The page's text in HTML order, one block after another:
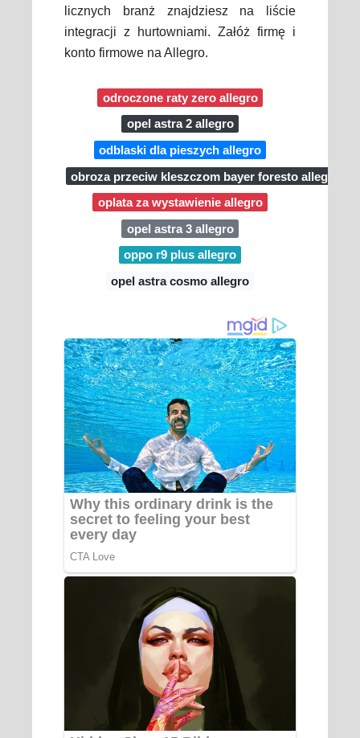
licznych branż znajdziesz na liście
integracji z hurtowniami. Załóż firmę i
konto firmowe na Allegro.
odroczone raty zero allegro
opel astra 2 allegro
odblaski dla pieszych allegro
obroza przeciw kleszczom bayer foresto allegro
oplata za wystawienie allegro
opel astra 3 allegro
oppo r9 plus allegro
opel astra cosmo allegro